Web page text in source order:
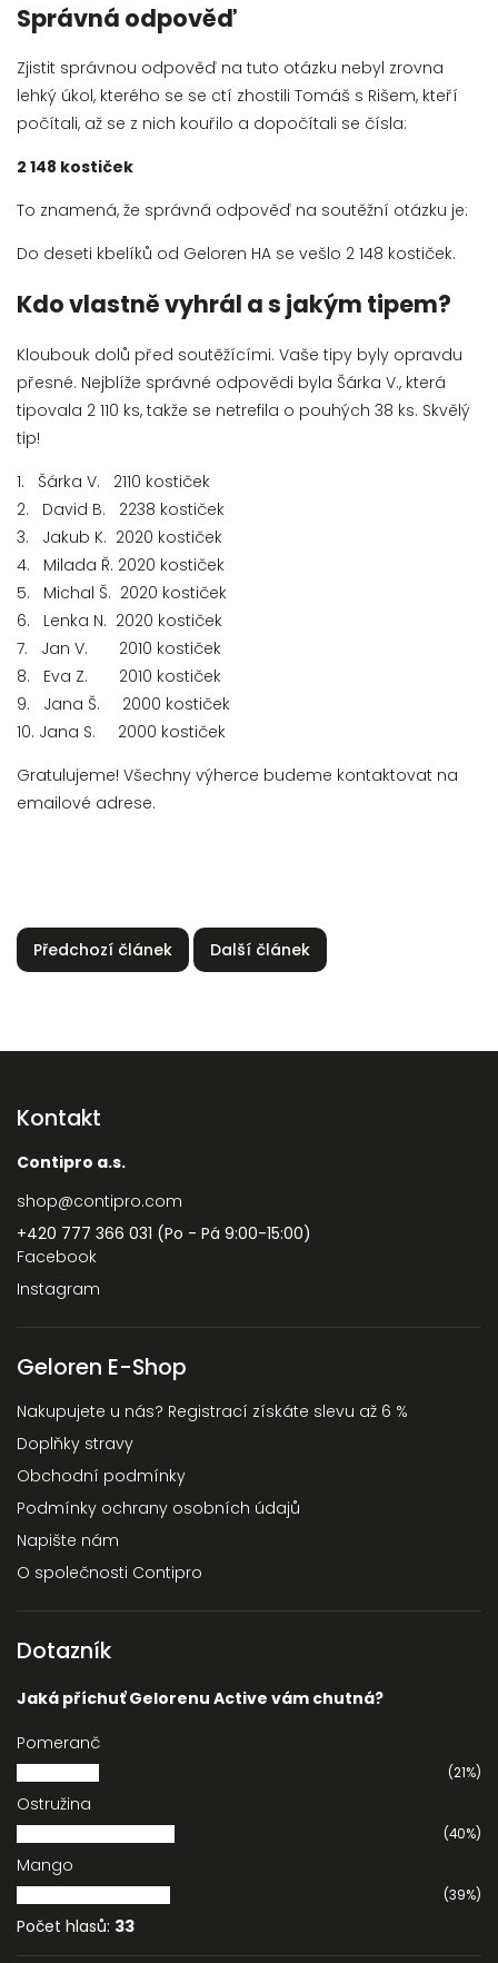
Správná odpověď
Zjistit správnou odpověď na tuto otázku nebyl zrovna
lehký úkol, kterého se se ctí zhostili Tomáš s Rišem, kteří
počítali, až se z nich kouřilo a dopočítali se čísla:
2 148 kostiček
To znamená, že správná odpověď na soutěžní otázku je:
Do deseti kbelíků od Geloren HA se vešlo 2 148 kostiček.
Kdo vlastně vyhrál a s jakým tipem?
Kloubouk dolů před soutěžícími. Vaše tipy byly opravdu
přesné. Nejblíže správné odpovědi byla Šárka V., která
tipovala 2 110 ks, takže se netrefila o pouhých 38 ks. Skvělý
tip!
1. Šárka V. 2110 kostiček
2. David B. 2238 kostiček
3. Jakub K. 2020 kostiček
4. Milada Ř. 2020 kostiček
5. Michal Š. 2020 kostiček
6. Lenka N. 2020 kostiček
7. Jan V. 2010 kostiček
8. Eva Z. 2010 kostiček
9. Jana Š. 2000 kostiček
10. Jana S. 2000 kostiček
Gratulujeme! Všechny výherce budeme kontaktovat na
emailové adrese.
Předchozí článek Další článek
Kontakt
Contipro a.s.
shop@contipro.com
+420 777 366 031 (Po - Pá 9:00-15:00)
Facebook
Instagram
Geloren E-Shop
Nakupujete u nás? Registrací získáte slevu až 6 %
Doplňky stravy
Obchodní podmínky
Podmínky ochrany osobních údajů
Napište nám
O společnosti Contipro
Dotazník
Jaká příchuť Gelorenu Active vám chutná?
Pomeranč
(21%)
Ostružina
(40%)
Mango
(39%)
Počet hlasů: 33